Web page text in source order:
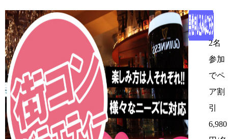
2名
参加
でペ
ア割
引
6,980